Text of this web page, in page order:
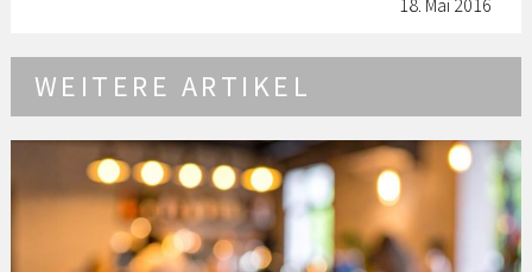
18. Mai 2016
WEITERE ARTIKEL